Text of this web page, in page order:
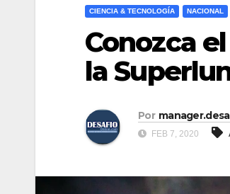
CIENCIA & TECNOLOGÍA NACIONAL
Conozca
la
Por
FEB 7, 2020